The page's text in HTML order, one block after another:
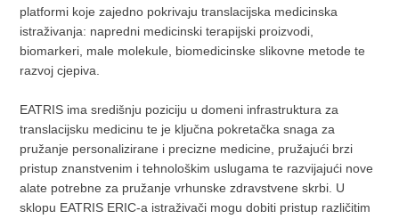
platformi koje zajedno pokrivaju translacijska medicinska
istraživanja: napredni medicinski terapijski proizvodi,
biomarkeri, male molekule, biomedicinske slikovne metode te
razvoj cjepiva.
EATRIS ima središnju poziciju u domeni infrastruktura za
translacijsku medicinu te je ključna pokretačka snaga za
pružanje personalizirane i precizne medicine, pružajući brzi
pristup znanstvenim i tehnološkim uslugama te razvijajući nove
alate potrebne za pružanje vrhunske zdravstvene skrbi. U
sklopu EATRIS ERIC-a istraživači mogu dobiti pristup različitim